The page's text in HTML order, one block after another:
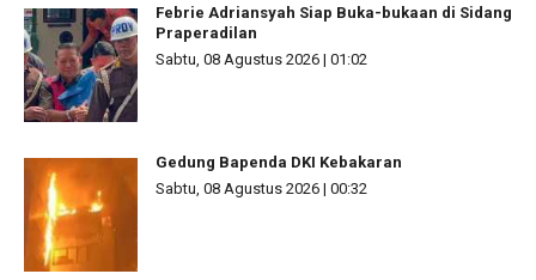
Febrie Adriansyah Siap Buka-bukaan di Sidang
Praperadilan
Sabtu, 08 Agustus 2026 | 01:02
Gedung Bapenda DKI Kebakaran
Sabtu, 08 Agustus 2026 | 00:32